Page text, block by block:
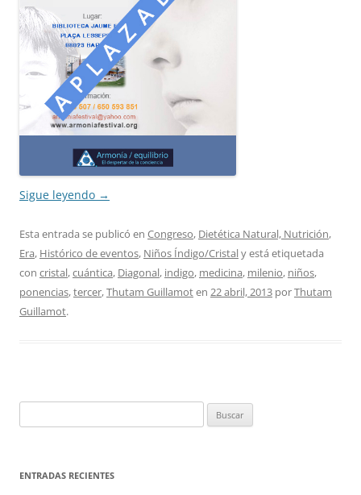
Sigue leyendo →
Esta entrada se publicó en Congreso, Dietética Natural, Nutrición,
Era, Histórico de eventos, Niños Índigo/Cristaly está etiquetada
con cristal,cuántica, Diagonal, indigo, medicina, milenio, niños,
ponencias,tercer,Thutam Guillamoten 22 abril, 2013 porThutam
Guillamot.
ENTRADAS RECIENTES